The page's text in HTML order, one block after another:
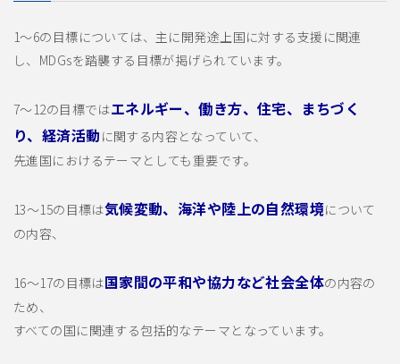
1〜6の目標については、主に開発途上国に対する支援に関連
し、MDGsを踏襲する目標が掲げられています。
7〜12の目標ではエネルギー、働き方、住宅、まちづく
り、経済活動 に関する内容となっていて、
先進国におけるテーマとしても重要です。
13〜15の目標は気候変動、海洋や陸上の自然環境について
の内容、
16～17の目標は国家間の平和や協力など社会全体の内容の
ため、
すべての国に関連する包括的なテーマとなっています。